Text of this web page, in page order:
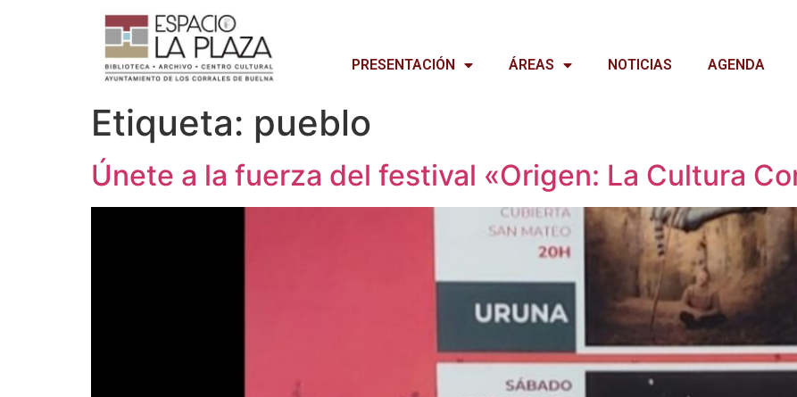
PRESENTACIÓN ÁREAS NOTICIAS AGENDA
Etiqueta: pueblo
Únete a la fuerza del festival «Origen: La Cultura